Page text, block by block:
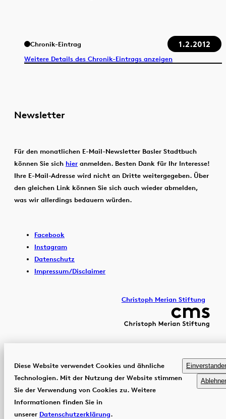
Chronik-Eintrag 1.2.2012
Weitere Details des Chronik-Eintrags anzeigen
Newsletter
Für den monatlichen E-Mail-Newsletter Basler Stadtbuch
können Sie sich hier anmelden. Besten Dank für Ihr Interesse!
Ihre E-Mail-Adresse wird nicht an Dritte weitergegeben. Über
den gleichen Link können Sie sich auch wieder abmelden,
was wir allerdings bedauern würden.
Facebook
Instagram
Datenschutz
Impressum/Disclaimer
Christoph Merian Stiftung
Diese Website verwendet Cookies und ähnliche
Technologien. Mit der Nutzung der Website stimmen
Sie der Verwendung von Cookies zu. Weitere
Informationen finden Sie in
unserer Datenschutzerklärung.